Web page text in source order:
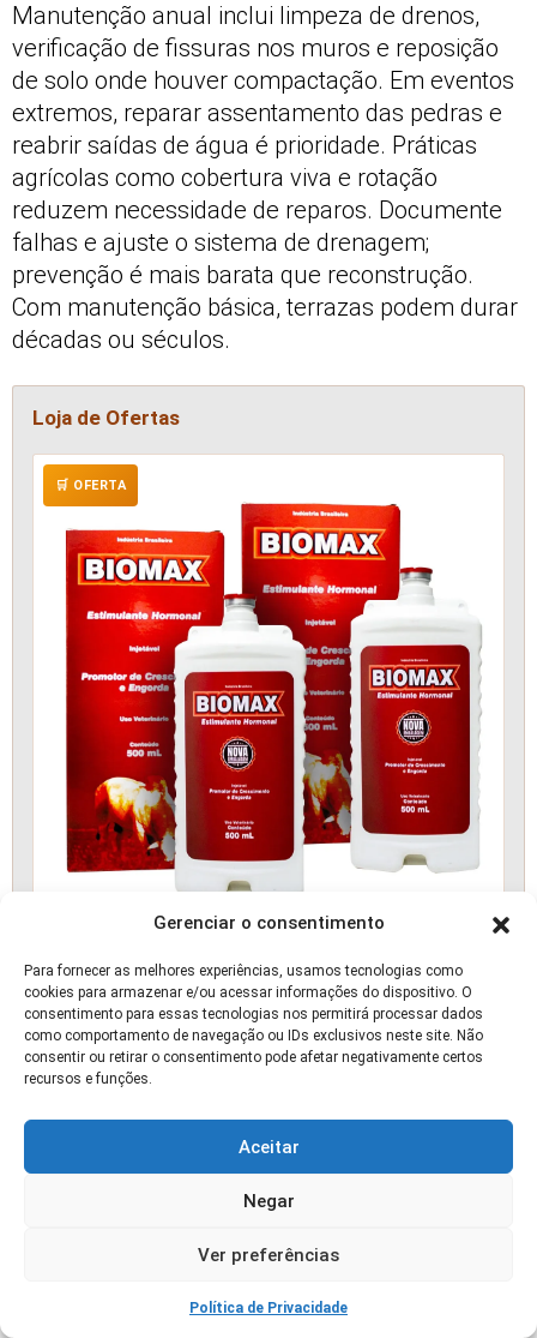
Gerenciar o consentimento
Para fornecer as melhores experiências, usamos tecnologias como
cookies para armazenar e/ou acessar informações do dispositivo. O
consentimento para essas tecnologias nos permitirá processar dados
como comportamento de navegação ou IDs exclusivos neste site. Não
consentir ou retirar o consentimento pode afetar negativamente certos
recursos e funções.
Aceitar
Negar
Ver preferências
Política de Privacidade
Manutenção anual inclui limpeza de drenos,
verificação de fissuras nos muros e reposição
de solo onde houver compactação. Em eventos
extremos, reparar assentamento das pedras e
reabrir saídas de água é prioridade. Práticas
agrícolas como cobertura viva e rotação
reduzem necessidade de reparos. Documente
falhas e ajuste o sistema de drenagem;
prevenção é mais barata que reconstrução.
Com manutenção básica, terrazas podem durar
décadas ou séculos.
Loja de Ofertas
🛒 OFERTA
P/ Bovinos 02 Und
📰 ARTIGO